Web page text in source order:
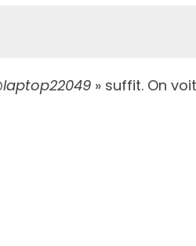
» suffit. On